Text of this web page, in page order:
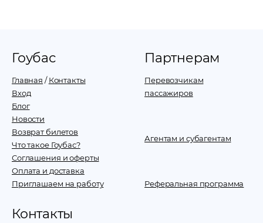
Гоубас
Главная /Контакты
Вход
Блог
Новости
Возврат билетов
Что такое Гоубас?
Соглашения и оферты
Оплата и доставка
Приглашаем на работу
Партнерам
Перевозчикам
пассажиров
Агентам и субагентам
Реферальная программа
Контакты